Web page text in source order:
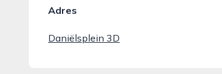
Adres
Daniëlsplein 3D